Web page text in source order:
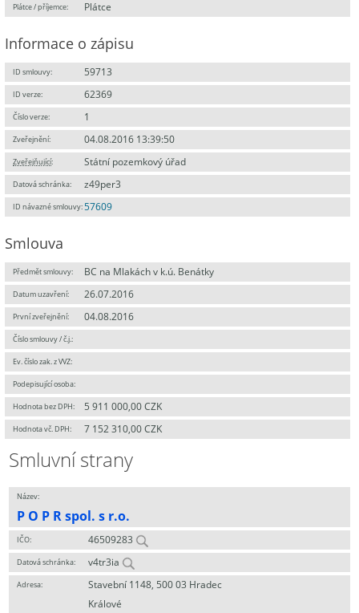
Plátce / příjemce: Plátce
Informace o zápisu
ID smlouvy: 59713
ID verze: 62369
Číslo verze: 1
Zveřejnění: 04.08.2016 13:39:50
Zveřejňující: Státní pozemkový úřad
Datová schránka: z49per3
ID návazné smlouvy:57609
Smlouva
Předmět smlouvy: BC na Mlakách v k.ú. Benátky
Datum uzavření: 26.07.2016
První zveřejnění: 04.08.2016
Číslo smlouvy / č.j.:
Ev. číslo zak. z VVZ:
Podepisující osoba:
Hodnota bez DPH: 5 911 000,00 CZK
Hodnota vč. DPH: 7 152 310,00 CZK
Smluvní strany
Název:
P O P R spol. s r.o.
IČO: 46509283
Datová schránka: v4tr3ia
Adresa:
Stavební 1148, 500 03 Hradec
Králové